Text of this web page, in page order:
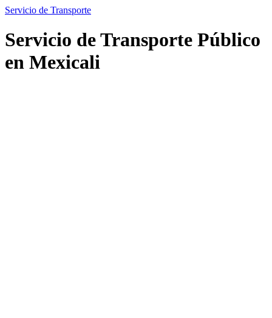
Servicio de Transporte
Servicio de Transporte Público
en Mexicali